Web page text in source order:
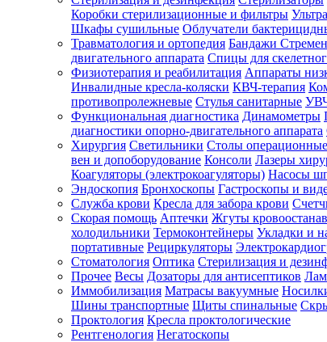
Зарегистрироваться
Зачем
регистрироваться?
Все
покупки
в
одном
месте
Личный
менеджер
Отслеживание
статуса
заказа
Коробки стерилизационные и фильтры
Шкафы сушильные Облучатели
Травматология и ортопедия Бандажи
двигательного аппарата Спицы для
Физиотерапия и реабилитация Аппараты
Инвалидные кресла-коляски КВЧ-терапия
противопролежневые Стулья санитарные
Функциональная диагностика Динамометры
диагностики опорно-двигательного аппарата
Хирургия Светильники Столы операционные
вен и допоборудование Консоли Лазеры
Коагуляторы (электрокоагуляторы) Насосы
Эндоскопия Бронхоскопы Гастроскопы и
Служба крови Кресла для забора крови
Скорая помощь Аптечки Жгуты
холодильники Термоконтейнеры Укладки и
портативные Рециркуляторы
Стоматология Оптика Стерилизация и
Прочее Весы Дозаторы для антисептиков
Иммобилизация Матрасы вакуумные
Шины транспортные Щиты спинальные
Проктология Кресла проктологические
Рентгенология Негатоскопы